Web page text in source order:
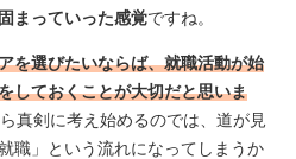
まっていった感覚ですね。
を選びたいならば、就職活動が始
しておくことが大切だと思いま
真剣に考え始めるのでは、道が見
職」という流れになってしまうか